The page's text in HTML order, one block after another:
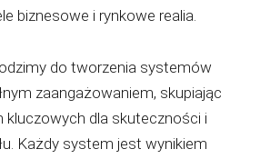
biznesowe i rynkowe realia.
do tworzenia systemów
zaangażowaniem, skupiając
kluczowych dla skuteczności i
Każdy system jest wynikiem